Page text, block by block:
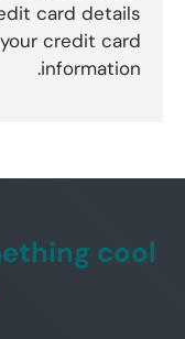
card details
credit card
information.
cool